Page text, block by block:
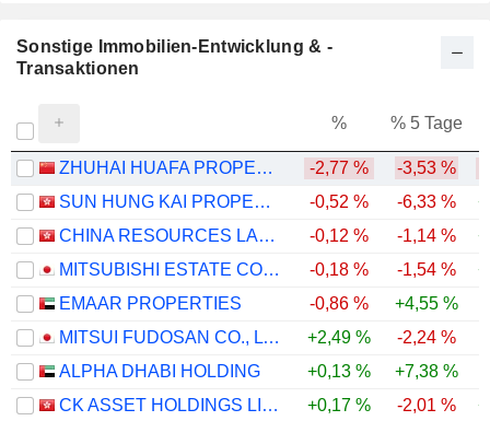
Sonstige Immobilien-Entwicklung & -
Transaktionen
% % 5 Tage
ZHUHAI HUAFA PROPERTIES CO.,LTD -2,77 % -3,53 %
SUN HUNG KAI PROPERTIES LIMITED
-0,52 % -6,33 %
CHINA RESOURCES LAND LIMITED
-0,12 % -1,14 %
MITSUBISHI ESTATE CO., LTD.
-0,18 % -1,54 %
EMAAR PROPERTIES
-0,86 % +4,55 %
MITSUI FUDOSAN CO., LTD.
+2,49 % -2,24 %
ALPHA DHABI HOLDING
+0,13 % +7,38 %
CK ASSET HOLDINGS LIMITED
+0,17 % -2,01 %